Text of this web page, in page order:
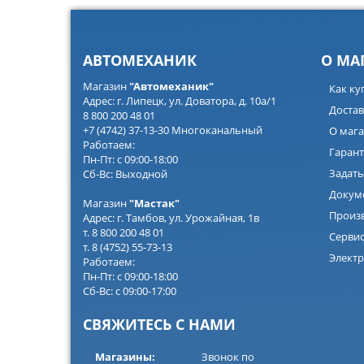
АВТОМЕХАНИК
Магазин"Автомеханик"
Адрес: г. Липецк, ул. Доватора, д. 10а/1
8 800 200 48 01
+7 (4742) 37-13-30 Многоканальный
Работаем:
Пн-Пт: с 09:00-18:00
Сб-Вс: Выходной
Магазин"Мастак"
Адрес: г. Тамбов, ул. Урожайная, 1в
т. 8 800 200 48 01
т. 8 (4752) 55-73-13
Работаем:
Пн-Пт: с 09:00-18:00
Сб-Вс: с 09:00-17:00
СВЯЖИТЕСЬ С НАМИ
Магазины: Звонок по
О
Как
О
Сервис